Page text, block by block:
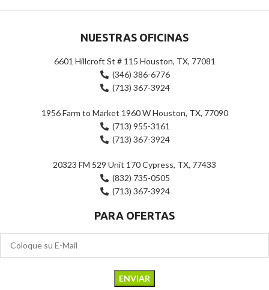
NUESTRAS OFICINAS
6601 Hillcroft St # 115 Houston, TX, 77081
(346) 386-6776
(713) 367-3924
1956 Farm to Market 1960 W Houston, TX, 77090
(713) 955-3161
(713) 367-3924
20323 FM 529 Unit 170 Cypress, TX, 77433
(832) 735-0505
(713) 367-3924
PARA OFERTAS